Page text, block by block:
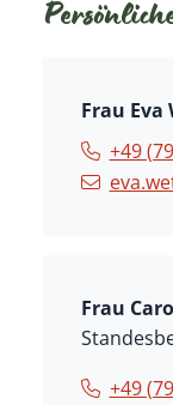
Frau Eva
+49 (79
Frau
+49 (79